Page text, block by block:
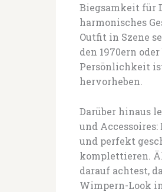
Biegsamkeit für
harmonisches
Outfit in Szene
den 1970ern
Persönlichkeit
hervorheben.
Darüber hinaus
und
und perfekt
komplettieren.
darauf achtest,
Wimpern-Look